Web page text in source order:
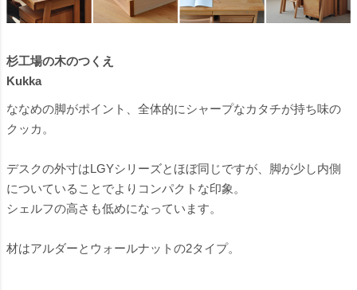
杉工場の木のつくえ
Kukka
ななめの脚がポイント、全体的にシャープなカタチが持ち味の
クッカ。
デスクの外寸はLGYシリーズとほぼ同じですが、脚が少し内側
についていることでよりコンパクトな印象。
シェルフの高さも低めになっています。
材はアルダーとウォールナットの2タイプ。